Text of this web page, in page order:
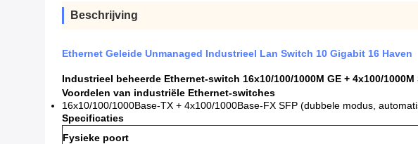
Beschrijving
Ethernet Geleide Unmanaged Industrieel Lan Switch 10 Gigabit 16 Haven
Industrieel beheerde Ethernet-switch 16x10/100/1000M GE + 4x100/1000M
Voordelen van industriële Ethernet-switches
16x10/100/1000Base-TX + 4x100/1000Base-FX SFP (dubbele modus,
Specificaties
Fysieke poort